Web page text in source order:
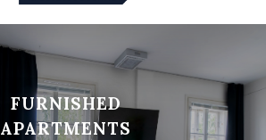
FURNISHED
APARTMENTS